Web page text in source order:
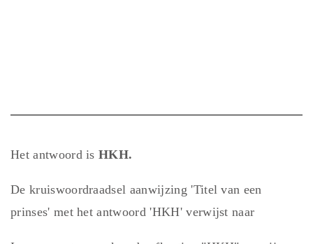
Het antwoord isHKH.
De kruiswoordraadsel aanwijzing 'Titel van een
prinses' met het antwoord 'HKH' verwijst naar